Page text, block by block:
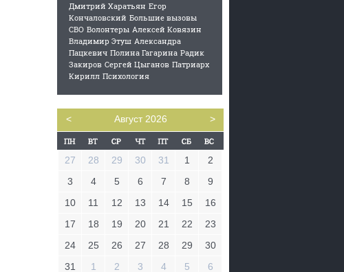
Дмитрий Харатьян Егор
Кончаловский Большие вызовы
СВО Волонтеры Алексей Ковязин
Владимир Этуш Александра
Пацкевич Полина Гагарина Радик
Закиров Сергей Цыганов Патриарх
Кирилл Психология
< Август 2026 >
27 28 29 30 31 1
2
3
4 5 6 7 8
9
10
11 12 13 14 15
16
17
18 19 20 21 22
23
24
25 26 27 28 29
30
31
1 2 3 4 5 6